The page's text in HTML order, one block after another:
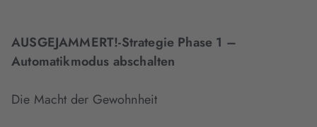
AUSGEJAMMERT!-Strategie Phase 1 –
Automatikmodus abschalten
Die Macht der Gewohnheit